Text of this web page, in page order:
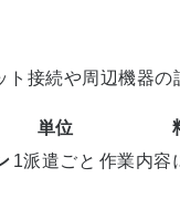
接続や周辺機器の
単位
1派遣ごと 作業内容